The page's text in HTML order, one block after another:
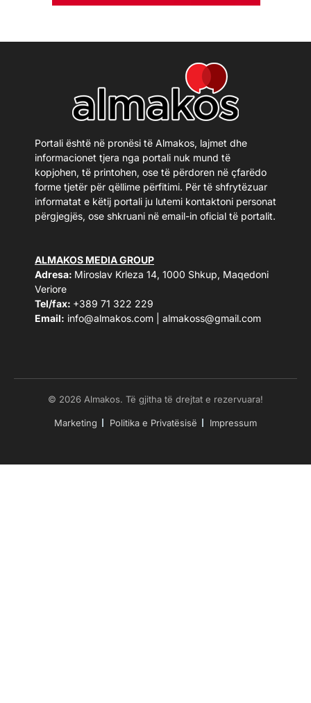
Portali është në pronësi të Almakos, lajmet dhe
informacionet tjera nga portali nuk mund të
kopjohen, të printohen, ose të përdoren në çfarëdo
forme tjetër për qëllime përfitimi. Për të shfrytëzuar
informatat e këtij portali ju lutemi kontaktoni personat
përgjegjës, ose shkruani në email-in oficial të portalit.
ALMAKOS MEDIA GROUP
Adresa: Miroslav Krleza 14, 1000 Shkup, Maqedoni
Veriore
Tel/fax: +389 71 322 229
Email: info@almakos.com almakoss@gmail.com
© 2026 Almakos. Të gjitha të drejtat e rezervuara!
Marketing Politika e Privatësisë Impressum